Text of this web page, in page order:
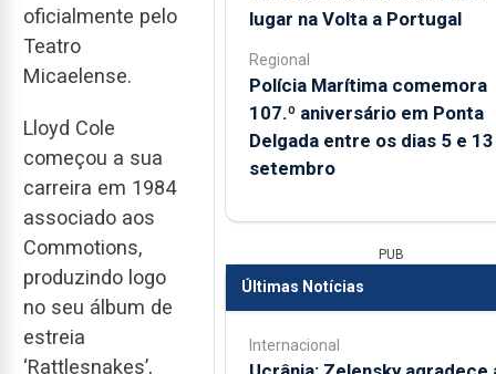
oficialmente pelo
Teatro
Micaelense.
Lloyd Cole
começou a sua
carreira em 1984
associado aos
Commotions,
produzindo logo
no seu álbum de
estreia
‘Rattlesnakes’,
lugar na Volta a Portugal
Regional
Polícia Marítima comemora
107.º aniversário em Ponta
Delgada entre os dias 5 e
setembro
PUB
Últimas Notícias
Internacional